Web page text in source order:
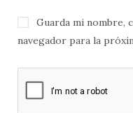
Guarda mi nombre,
navegador para la